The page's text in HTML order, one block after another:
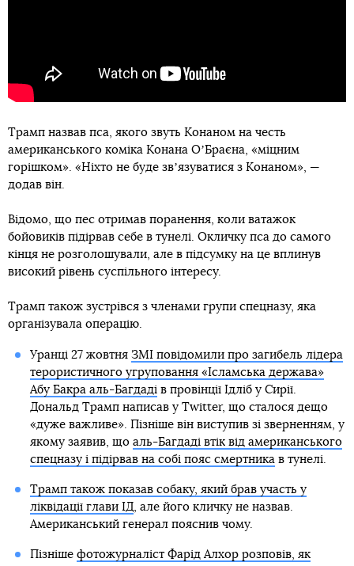
Трамп назвав пса, якого звуть Конаном на честь
американського коміка Конана ОʼБраєна, «міцним
горішком». «Ніхто не буде звʼязуватися з Конаном», —
додав він.
Відомо, що пес отримав поранення, коли ватажок
бойовиків підірвав себе в тунелі. Окличку пса до самого
кінця не розголошували, але в підсумку на це вплинув
високий рівень суспільного інтересу.
Трамп також зустрівся з членами групи спецназу, яка
організувала операцію.
Уранці 27 жовтня ЗМІ повідомили про загибель лідера
терористичного угруповання «Ісламська держава»
Абу Бакра аль-Багдаді в провінції Ідліб у Сирії.
Дональд Трамп написав у Twitter, що сталося дещо
«дуже важливе». Пізніше він виступив зі зверненням, у
якому заявив, що аль-Багдаді втік від американського
спецназу і підірвав на собі пояс смертника в тунелі.
Трамп також показав собаку, який брав участь у
ліквідації глави ІД, але його кличку не назвав.
Американський генерал пояснив чому.
Пізніше фотожурналіст Фарід Алхор розповів, як